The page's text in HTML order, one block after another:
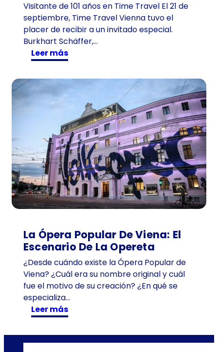
Visitante de 101 años en Time Travel El 21 de
septiembre, Time Travel Vienna tuvo el
placer de recibir a un invitado especial.
Burkhart Schäffer,…
Leer más:
V
i
s
a
n
t
e
d
e
1
0
ñ
o
s
e
n
T
i
e
T
La Ópera Popular De Viena: El
Escenario De La Opereta
¿Desde cuándo existe la Ópera Popular de
Viena? ¿Cuál era su nombre original y cuál
fue el motivo de su creación? ¿En qué se
especializa…
Leer más:
L
a
Ó